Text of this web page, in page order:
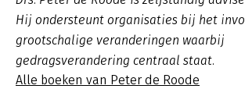
Hij ondersteunt organisaties bij het
grootschalige veranderingen waarbij
gedragsverandering centraal staat.
Alle boeken van Peter de Roode